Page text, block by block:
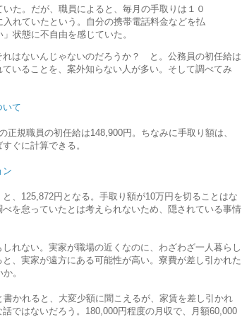
た。だが、職員によると、毎月の手取りは１０
れていたという。自分の携帯電話料金などを払
状態に不自由を感じていた。
はないんじゃないのだろうか？ と。公務員の初任給は
いることを、案外知らない人が多い。そして調べてみ
いて
正規職員の初任給は148,900円。ちなみに手取り額は、
ぐに計算できる。
ン
、125,872円となる。手取り額が10万円を切ることはな
を怠っていたとは考えられないため、隠されている事情
れない。実家が職場の近くなのに、わざわざ一人暮らし
、実家が遠方にある可能性が高い。寮費が差し引かれた
。
かれると、大変少額に聞こえるが、家賃を差し引かれ
ではないだろう。180,000円程度の月収で、月額60,000